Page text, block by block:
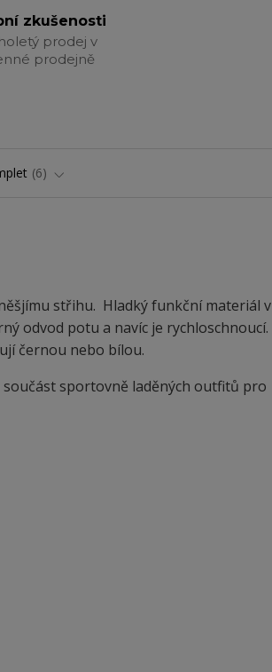
zkušenosti
prodej v
prodejně
6
střihu. Hladký funkční materiál v
odvod potu a navíc je rychloschnoucí.
černou nebo bílou.
sportovně laděných outfitů pro